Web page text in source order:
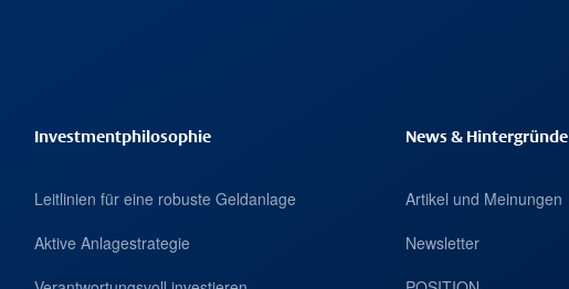
Investmentphilosophie
Leitlinien für eine robuste Geldanlage
Aktive Anlagestrategie
News & Hintergründe
Artikel und Meinungen
Newsletter